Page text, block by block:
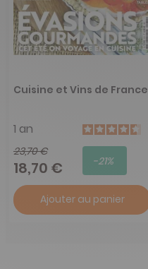
Cuisine et Vins de France
1 an
23,70 €
18,70 € -21%
Ajouter au panier